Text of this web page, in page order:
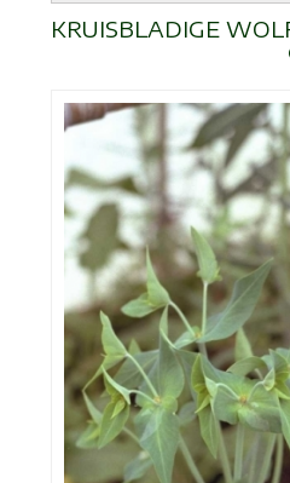
KRUISBLADIGE